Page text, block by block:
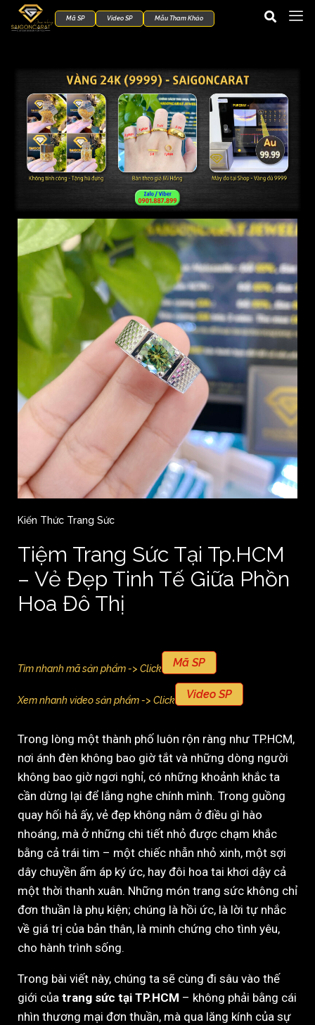
Mã SP Video SP Mẫu Tham Khảo
Kiến Thức Trang Sức
Tiệm Trang Sức Tại Tp.HCM
– Vẻ Đẹp Tinh Tế Giữa Phồn
Hoa Đô Thị
Tìm nhanh mã sản phẩm -> Click Mã SP
Xem nhanh video sản phẩm -> Click Video SP
Trong lòng một thành phố luôn rộn ràng như TP.HCM,
nơi ánh đèn không bao giờ tắt và những dòng người
không bao giờ ngơi nghỉ, có những khoảnh khắc ta
cần dừng lại để lắng nghe chính mình. Trong guồng
quay hối hả ấy, vẻ đẹp không nằm ở điều gì hào
nhoáng, mà ở những chi tiết nhỏ được chạm khắc
bằng cả trái tim – một chiếc nhẫn nhỏ xinh, một sợi
dây chuyền ấm áp ký ức, hay đôi hoa tai khơi dậy cả
một thời thanh xuân. Những món trang sức không chỉ
đơn thuần là phụ kiện; chúng là hồi ức, là lời tự nhắc
về giá trị của bản thân, là minh chứng cho tình yêu,
cho hành trình sống.
Trong bài viết này, chúng ta sẽ cùng đi sâu vào thế
giới của trang sức tại TP.HCM – không phải bằng cái
nhìn thương mại đơn thuần, mà qua lăng kính của sự